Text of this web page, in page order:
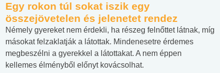
Egy rokon túl sokat iszik egy
összejövetelen és jelenetet rendez
Némely gyereket nem érdekli, ha részeg felnőttet látnak, míg
másokat felzaklatják a látottak. Mindenesetre érdemes
megbeszélni a gyerekkel a látottakat. A nem éppen
kellemes élményből előnyt kovácsolhat.